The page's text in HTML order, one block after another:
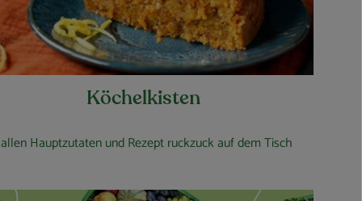
Köchelkisten
Hauptzutaten und Rezept ruckzuck auf dem Tisch